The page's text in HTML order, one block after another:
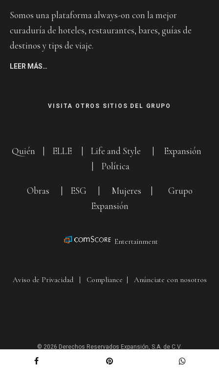
Somos una plataforma always-on con la mejor
curaduría de hoteles, restaurantes, bares, guías de
destinos y tips de viaje.
LEER MÁS…
VISITA OTROS SITIOS DEL GRUPO
Quién ELLE Life and Style
Expansión
Política
Obras ESG Mujeres
Grupo
Expansión
Entertainment
Aviso de Privacidad| Compliance | Anúnciate con nosotros
© 2026 Derechos Reservados Expansión, S.A. de C.V.